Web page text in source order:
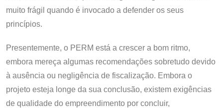
muito frágil quando é invocado a defender os seus
princípios.
Presentemente, o PERM está a crescer a bom ritmo,
embora mereça algumas recomendações sobretudo devido
à ausência ou negligência de fiscalização. Embora o
projeto esteja longe da sua conclusão, existem exigências
de qualidade do empreendimento por concluir,